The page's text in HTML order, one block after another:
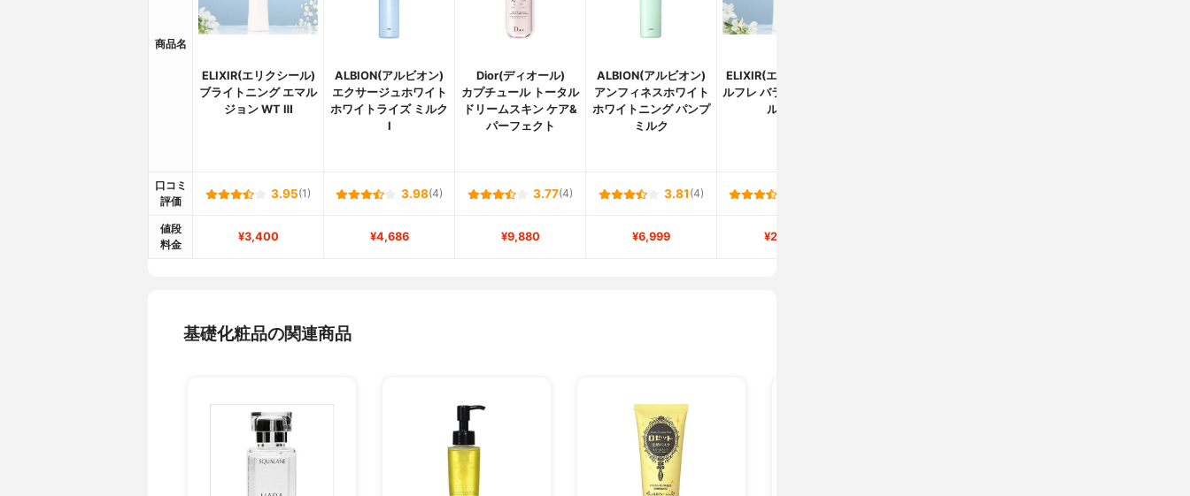
商品名
ELIXIR(エリクシール)
ブライトニング エマル
ジョン WT Ⅲ
ALBION(アルビオン)
エクサージュホワイト
ホワイトライズ ミルク
Ⅰ
Dior(ディオール)
カプチュール トータル
ドリームスキン ケア&
パーフェクト
ALBION(アルビオン)
アンフィネスホワイト
ホワイトニング パンプ
ミルク
ELIXIR(エリクシール)
ルフレ バランシング ミ
ルク Ⅱ
口コミ
評価
3.95(1) 3.98(4) 3.77(4) 3.81 (4)
値段
料金
¥3,400 ¥4,686 ¥9,880 ¥6,999 ¥2,100
基礎化粧品の関連商品